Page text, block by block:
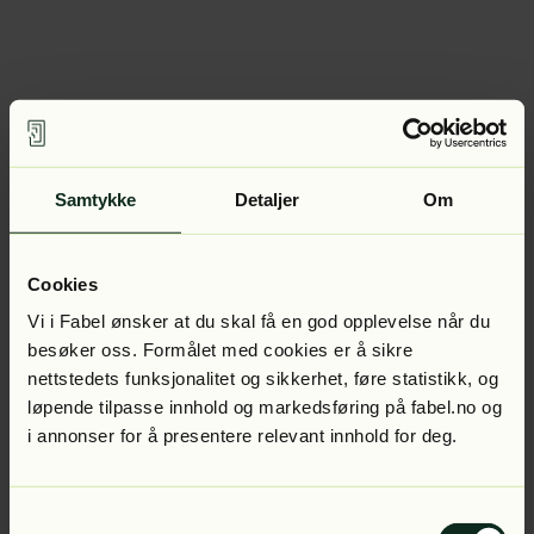
Samtykke Detaljer Om
Cookies
Vi i Fabel ønsker at du skal få en god opplevelse når du
besøker oss. Formålet med cookies er å sikre
nettstedets funksjonalitet og sikkerhet, føre statistikk, og
løpende tilpasse innhold og markedsføring på fabel.no og
i annonser for å presentere relevant innhold for deg.